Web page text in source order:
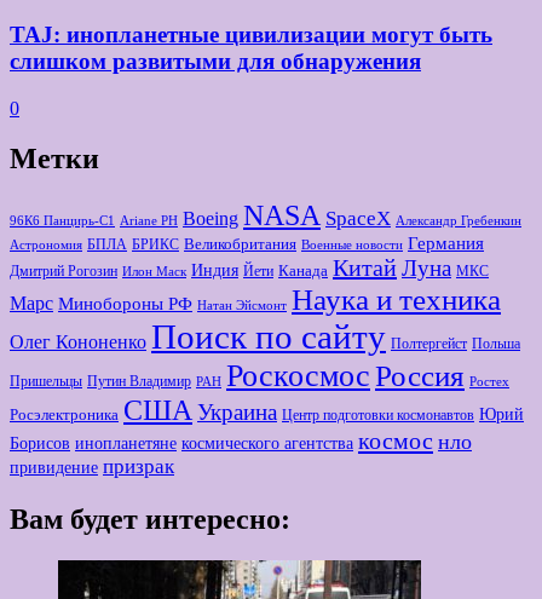
TAJ: инопланетные цивилизации могут быть
слишком развитыми для обнаружения
0
Метки
96К6 Панцирь-С1 Ariane РН Boeing NASA SpaceX Александр Гребенкин
Астрономия БПЛА БРИКС Великобритания Военные новости Германия
Дмитрий Рогозин Илон Маск Индия Йети Канада Китай Луна МКС
Марс Минoбороны РФ Натан Эйсмонт Наука и техника
Олег Кононенко Поиск по сайту Полтергейст Польша
Пришельцы Путин Владимир РАН РоскосмосРоссия Ростех
Росэлектроника СШАУкраина Центр подготовки космонавтов Юрий
Борисов инопланетяне космического агентства космос нло
привидение призрак
Вам будет интересно: